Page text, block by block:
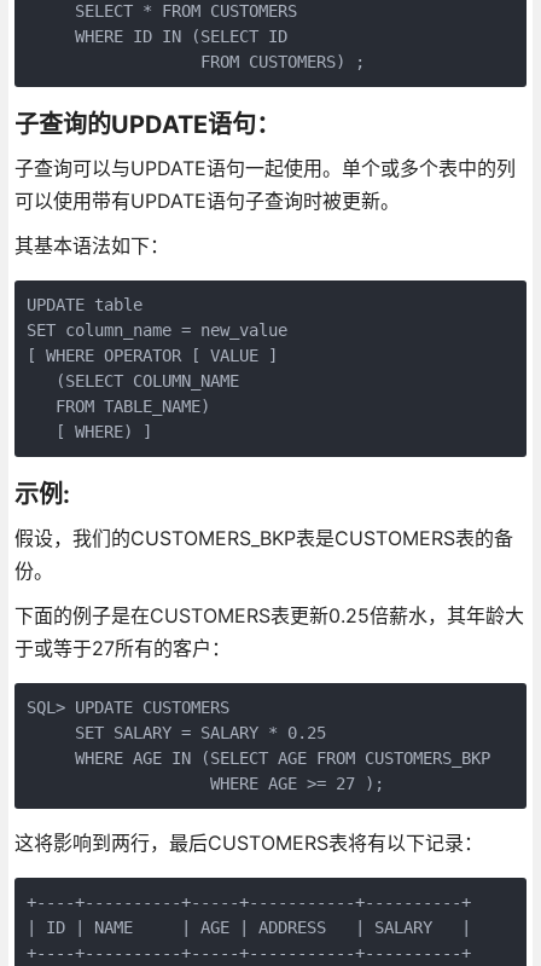
     SELECT * FROM CUSTOMERS
     WHERE ID IN (SELECT ID
                  FROM CUSTOMERS) ;
子查询的UPDATE语句：
子查询可以与UPDATE语句一起使用。单个或多个表中的列
可以使用带有UPDATE语句子查询时被更新。
其基本语法如下：
UPDATE table
SET column_name = new_value
[ WHERE OPERATOR [ VALUE ]
   (SELECT COLUMN_NAME
   FROM TABLE_NAME)
   [ WHERE) ]
示例:
假设，我们的CUSTOMERS_BKP表是CUSTOMERS表的备
份。
下面的例子是在CUSTOMERS表更新0.25倍薪水，其年龄大
于或等于27所有的客户：
SQL> UPDATE CUSTOMERS
     SET SALARY = SALARY * 0.25
     WHERE AGE IN (SELECT AGE FROM CUSTOMERS_BKP
                   WHERE AGE >= 27 );
这将影响到两行，最后CUSTOMERS表将有以下记录：
+----+----------+-----+-----------+----------+
| ID | NAME     | AGE | ADDRESS   | SALARY   |
+----+----------+-----+-----------+----------+